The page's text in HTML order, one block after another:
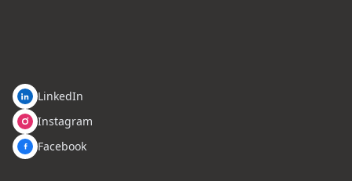
LinkedIn
Instagram
Facebook